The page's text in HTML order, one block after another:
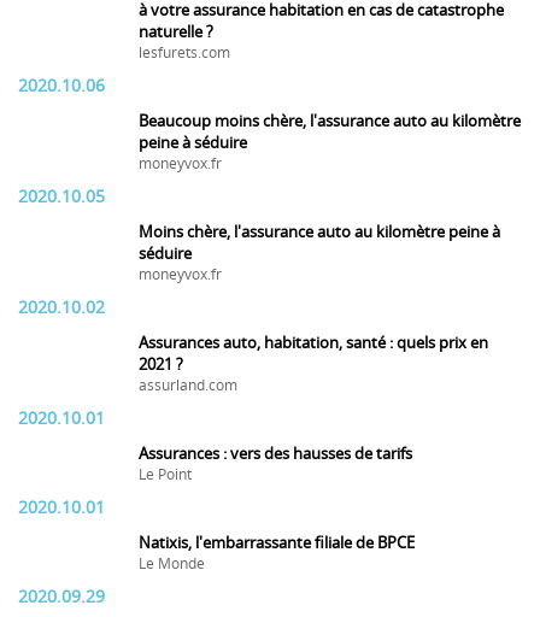
à votre assurance habitation en cas de catastrophe
naturelle ?
lesfurets.com
2020.10.06
Beaucoup moins chère, l'assurance auto au kilomètre
peine à séduire
moneyvox.fr
2020.10.05
Moins chère, l'assurance auto au kilomètre peine à
séduire
moneyvox.fr
2020.10.02
Assurances auto, habitation, santé : quels prix en
2021 ?
assurland.com
2020.10.01
Assurances : vers des hausses de tarifs
Le Point
2020.10.01
Natixis, l'embarrassante filiale de BPCE
Le Monde
2020.09.29